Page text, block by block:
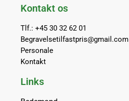
Kontakt os
Tlf.: +45 30 32 62 01
Begravelsetilfastpris@gmail.com
Personale
Kontakt
Links